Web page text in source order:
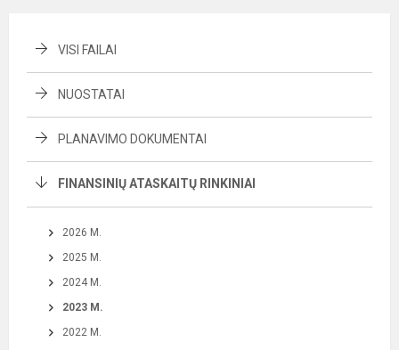
VISI FAILAI
NUOSTATAI
PLANAVIMO DOKUMENTAI
FINANSINIŲ ATASKAITŲ RINKINIAI
2026 M.
2025 M.
2024 M.
2023 M.
2022 M.